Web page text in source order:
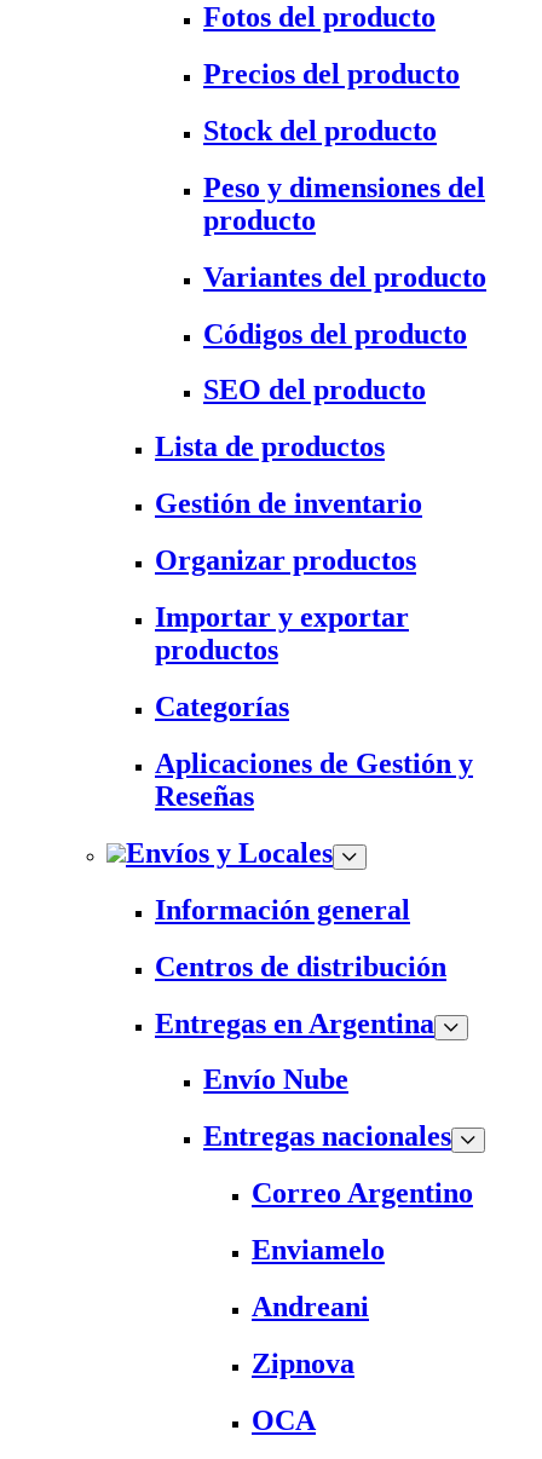
Fotos del producto
Precios del producto
Stock del producto
Peso y dimensiones del
producto
Variantes del producto
Códigos del producto
SEO del producto
Lista de productos
Gestión de inventario
Organizar productos
Importar y exportar
productos
Categorías
Aplicaciones de Gestión y
Reseñas
Envíos y Locales
Información general
Centros de distribución
Entregas en Argentina
Envío Nube
Entregas nacionales
Correo Argentino
Enviamelo
Andreani
Zipnova
OCA